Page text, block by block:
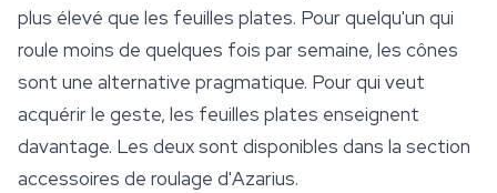
plus élevé que les feuilles plates. Pour quelqu'un qui
roule moins de quelques fois par semaine, les cônes
sont une alternative pragmatique. Pour qui veut
acquérir le geste, les feuilles plates enseignent
davantage. Les deux sont disponibles dans la section
accessoires de roulage d'Azarius.